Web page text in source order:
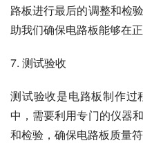
路板进行最后的调整和检
助我们确保电路板能够在
7. 测试验收
测试验收是电路板制作过
中，需要利用专门的仪器
和检验，确保电路板质量符